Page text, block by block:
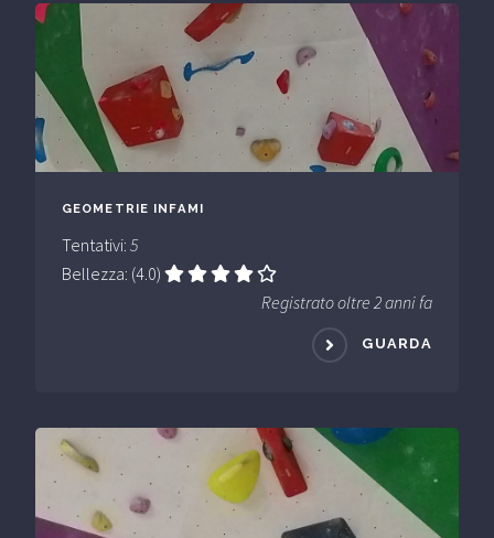
GEOMETRIE INFAMI
Tentativi: 5
Bellezza: (4.0)
Registrato oltre 2 anni fa
GUARDA